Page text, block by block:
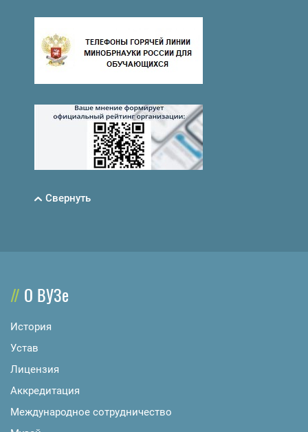
Свернуть
О ВУЗе
История
Устав
Лицензия
Аккредитация
Международное сотрудничество